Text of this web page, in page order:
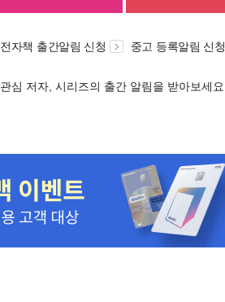
전자책 출간알림 신청 중고 등록알림 신청
관심 저자, 시리즈의 출간 알림을 받아보세요